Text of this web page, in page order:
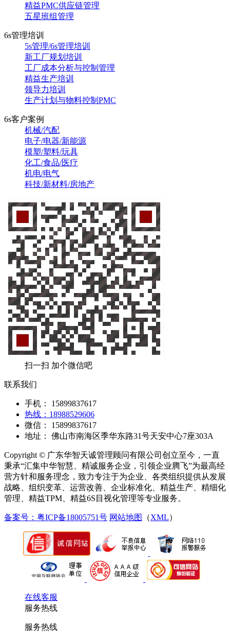
精益PMC供应链管理
五星班组管理
6s管理培训
5s管理/6s管理培训
新工厂规划培训
工厂成本分析与控制管理
精益生产培训
领导力培训
生产计划与物料控制PMC
6s客户案例
机械/汽配
电子/电器/新能源
模塑/塑料/玩具
化工/食品/医疗
机电/电气
科技/新材料/房地产
扫一扫 加个微信吧
联系我们
手机： 15899837617
热线：18988529606
微信： 15899837617
地址： 佛山市南海区季华东路31号天安中心7座303A
Copyright © 广东华智天诚管理顾问有限公司创立至今，一直
秉承“汇集中华智慧、精诚服务企业，引领企业腾飞”为最高经
营方针和服务理念，致力专注于为企业、各类组织提供从发展
战略、组织变革、运营改善、企业标准化、精益生产、精细化
管理、精益TPM、精益6S目视化管理等专业服务。
备案号：粤ICP备18005751号 网站地图 （XML）
在线客服
服务热线
服务热线